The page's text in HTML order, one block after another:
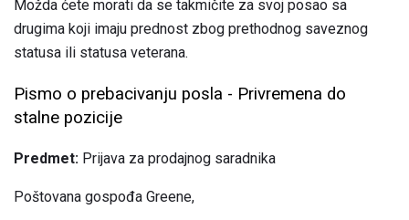
Možda ćete morati da se takmičite za svoj posao sa
drugima koji imaju prednost zbog prethodnog saveznog
statusa ili statusa veterana.
Pismo o prebacivanju posla - Privremena do
stalne pozicije
Predmet: Prijava za prodajnog saradnika
Poštovana gospođa Greene,